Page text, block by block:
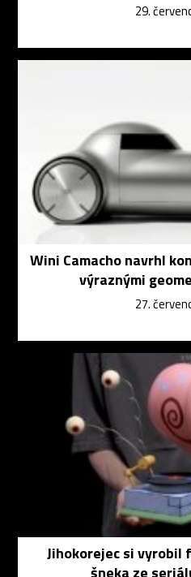
29.
Wini Camacho navrhl
výraznými
27.
Jihokorejec si
šneka ze